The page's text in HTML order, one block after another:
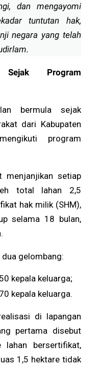
dan mengayomi
tuntutan hak,
negara yang telah
Sejak Program
bermula sejak
dari Kabupaten
program
menjanjikan setiap
total lahan 2,5
hak milik (SHM),
selama 18 bulan,
gelombang:
kepala keluarga;
kepala keluarga.
di lapangan
pertama disebut
lahan bersertifikat,
1,5 hektare tidak